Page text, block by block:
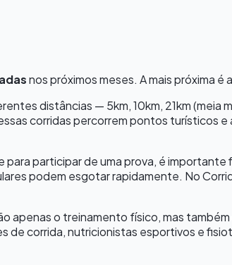
nos próximos meses. A mais próxima é a
distâncias — 5km, 10km, 21km
corridas percorrem pontos turísticos
para participar de uma prova, é
podem esgotar rapidamente. No
apenas o treinamento físico, mas
de corrida, nutricionistas esportivos e